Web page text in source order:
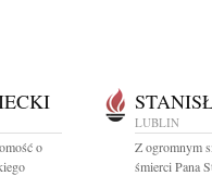
o
LUBLIN
Z ogromnym
śmierci Pana